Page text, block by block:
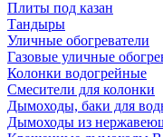
Плиты под казан
Тандыры
Уличные обогреватели
Газовые уличные
Колонки водогрейные
Смесители для колонки
Дымоходы, баки для
Дымоходы из